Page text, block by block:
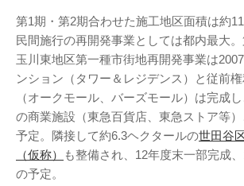
第1期・第2期合わせた施工地区面積は約
民間施行の再開発事業としては都内最大
玉川東地区第一種市街地再開発事業は
ンション（タワー＆レジデンス）と従前
（オークモール、バーズモール）は完成
の商業施設（東急百貨店、東急ストア等
予定。隣接して約6.3ヘクタールの世田谷
（仮称）
も整備され、12年度末一部完成
の予定。